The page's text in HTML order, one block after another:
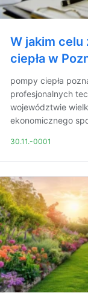
W jakim
ciepła w
pompy ciepła
profesjonalnych
województwie
ekonomicznego
30.11.-0001